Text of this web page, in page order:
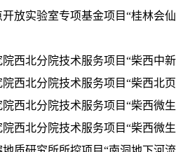
放实验室专项基金项目“桂林会
西北分院技术服务项目“柴西中
西北分院技术服务项目“柴西北
西北分院技术服务项目“柴西微
西北分院技术服务项目“柴西微